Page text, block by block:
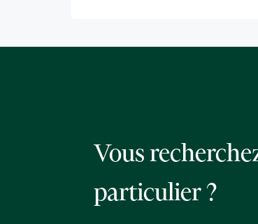
Vous
particulier ?